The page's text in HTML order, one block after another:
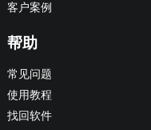
客户案例
帮助
常见问题
使用教程
找回软件